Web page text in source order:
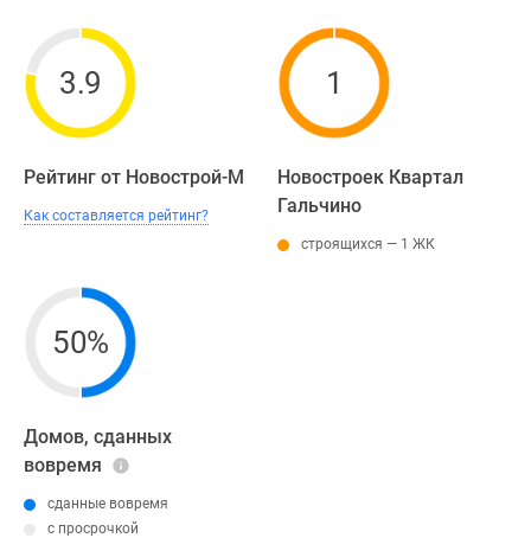
3.9
Рейтинг от Новострой-М
Как составляется рейтинг?
1
Новостроек Квартал
Гальчино
строящихся — 1 ЖК
50%
Домов, сданных
вовремя
сданные вовремя
с просрочкой